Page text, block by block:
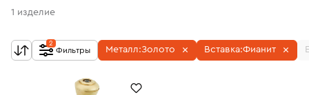
1 изделие
Фильтры
2
Металл:Золото Вставка:Фианит